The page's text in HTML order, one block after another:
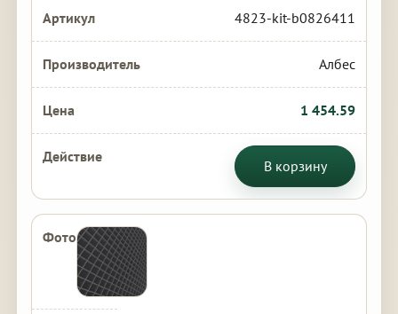
4823-kit-b0826411
Албес
1 454.59
В корзину